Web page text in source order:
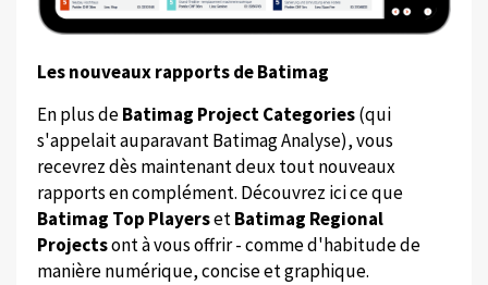
Les nouveaux rapports de Batimag
En plus deBatimag Project Categories(qui
s'appelait auparavant Batimag Analyse), vous
recevrez dès maintenant deux tout nouveaux
rapports en complément. Découvrez ici ce que
Batimag Top PlayersetBatimag Regional
Projectsont à vous offrir - comme d'habitude de
manière numérique, concise et graphique.